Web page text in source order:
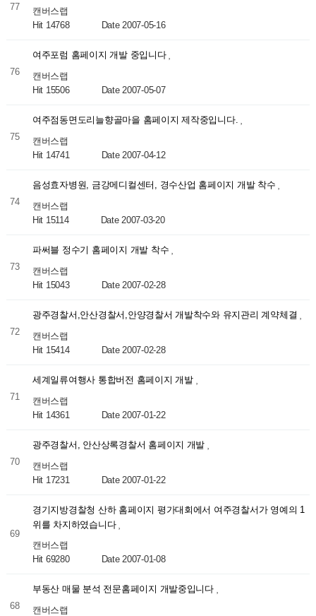
77
캔버스랩
Hit 14768 Date 2007-05-16
76
여주포럼 홈페이지 개발 중입니다
캔버스랩
Hit 15506 Date 2007-05-07
75
여주점동면도리늘향골마을 홈페이지 제작중입니다.
캔버스랩
Hit 14741 Date 2007-04-12
74
음성효자병원, 금강메디컬센터, 경수산업 홈페이지 개발 착수
캔버스랩
Hit 15114 Date 2007-03-20
73
파써블 정수기 홈페이지 개발 착수
캔버스랩
Hit 15043 Date 2007-02-28
72
광주경찰서,안산경찰서,안양경찰서 개발착수와 유지관리 계약체결
캔버스랩
Hit 15414 Date 2007-02-28
71
세계일류여행사 통합버전 홈페이지 개발
캔버스랩
Hit 14361 Date 2007-01-22
70
광주경찰서, 안산상록경찰서 홈페이지 개발
캔버스랩
Hit 17231 Date 2007-01-22
69
경기지방경찰청 산하 홈페이지 평가대회에서 여주경찰서가 영예의 1
위를 차지하였습니다
캔버스랩
Hit 69280
Date 2007-01-08
68
부동산 매물 분석 전문홈페이지 개발중입니다
캔버스랩